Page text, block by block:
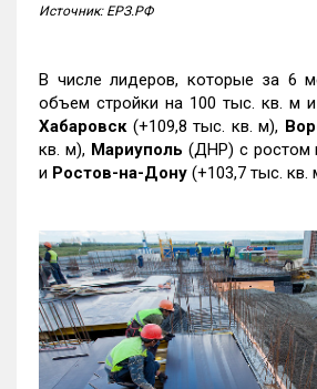
Источник: ЕРЗ.РФ
В числе лидеров, которые за 6
объем стройки на 100 тыс. кв. м и
Хабаровск (+109,8 тыс. кв. м),
кв. м), Мариуполь (ДНР) с ростом
и Ростов-на-Дону (+103,7 тыс. кв.